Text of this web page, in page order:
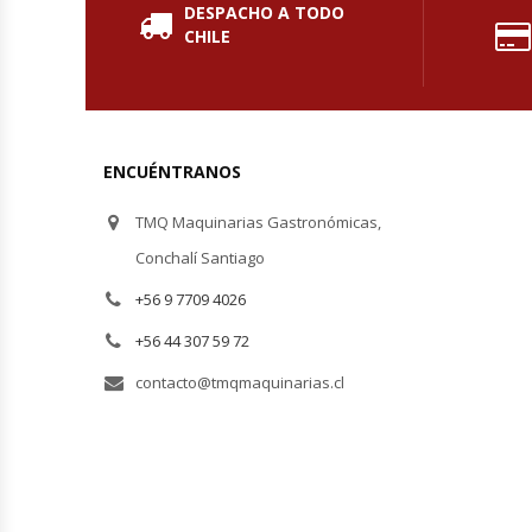
Fabricadoras De Hielo
Hornos A Piso Y Pizzeros
DESPACHO A TODO
CHILE
ENCUÉNTRANOS
TMQ Maquinarias Gastronómicas,
Conchalí Santiago
+56 9 7709 4026
+56 44 307 59 72
contacto@tmqmaquinarias.cl